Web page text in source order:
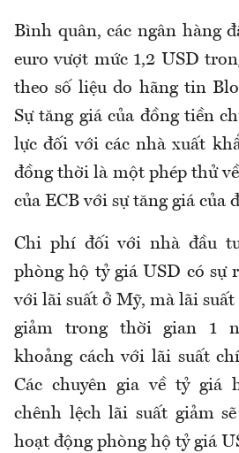
Bình quân, các ngân hàng
euro vượt mức 1,2 USD
theo số liệu do hãng tin
Sự tăng giá của đồng tiền
lực đối với các nhà xuất
đồng thời là một phép thử
của ECB với sự tăng giá của
Chi phí đối với nhà đầu
phòng hộ tỷ giá USD có sự
với lãi suất ở Mỹ, mà lãi suất
giảm trong thời gian 1
khoảng cách với lãi suất
Các chuyên gia về tỷ giá
chênh lệch lãi suất giảm
hoạt động phòng hộ tỷ giá